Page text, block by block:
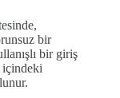
bir
bir giriş
içindeki